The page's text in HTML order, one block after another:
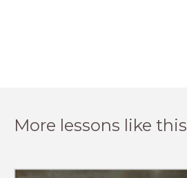
More lessons like this